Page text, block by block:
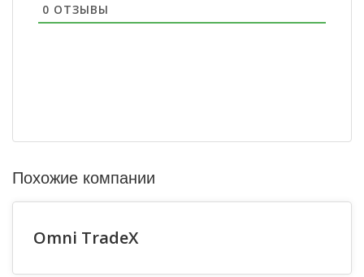
0 ОТЗЫВЫ
Похожие компании
Omni TradeX